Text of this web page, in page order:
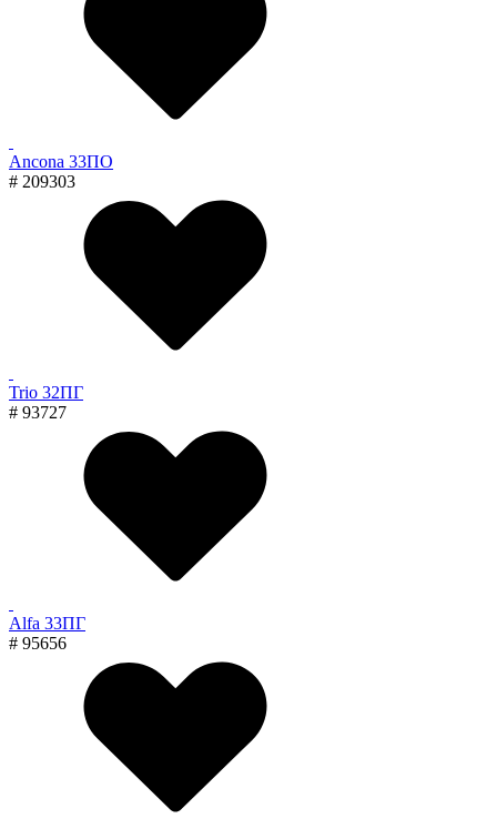
Ancona 33ПО
# 209303
Trio 32ПГ
# 93727
Alfa 33ПГ
# 95656